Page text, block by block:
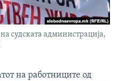
судската администрација,
на работниците од